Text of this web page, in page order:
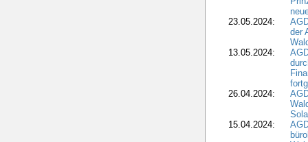
23.05.2024:
der
13.05.2024:
26.04.2024:
15.04.2024: